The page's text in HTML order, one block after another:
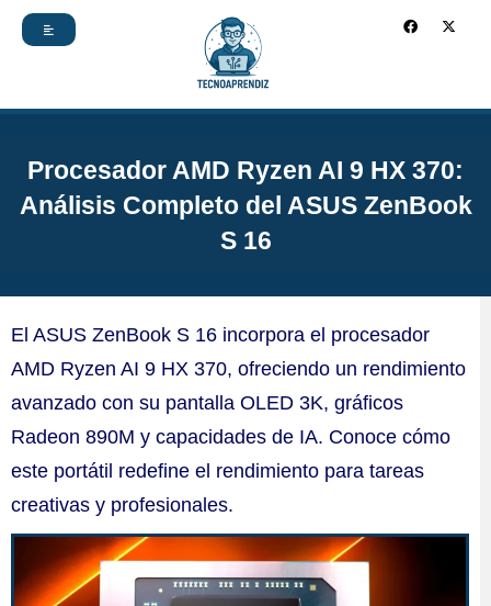
F
a
-
Procesador AMD Ryzen AI 9 HX 370:
Análisis Completo del ASUS ZenBook
S 16
El ASUS ZenBook S 16 incorpora el procesador
AMD Ryzen AI 9 HX 370, ofreciendo un rendimiento
avanzado con su pantalla OLED 3K, gráficos
Radeon 890M y capacidades de IA. Conoce cómo
este portátil redefine el rendimiento para tareas
creativas y profesionales.